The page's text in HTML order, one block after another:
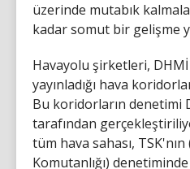
üzerinde mutabık
kadar somut bir gelişme
Havayolu şirketleri,
yayınladığı hava
Bu koridorların denetimi
tarafından
tüm hava sahası,
Komutanlığı)